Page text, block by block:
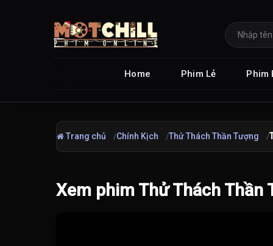
Home Phim Lẻ Phim
Trang chủ Chính Kịch Thử Thách Thần Tượng
Xem phim Thử Thách Thần